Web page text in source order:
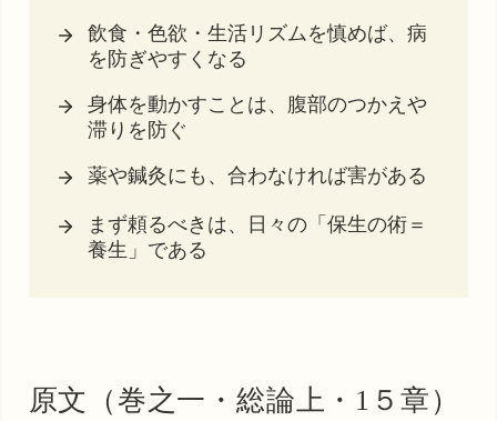
飲食・色欲・生活リズムを慎めば、病
を防ぎやすくなる
身体を動かすことは、腹部のつかえや
滞りを防ぐ
薬や鍼灸にも、合わなければ害がある
まず頼るべきは、日々の「保生の術＝
養生」である
原文（巻之一・総論上・1５章）